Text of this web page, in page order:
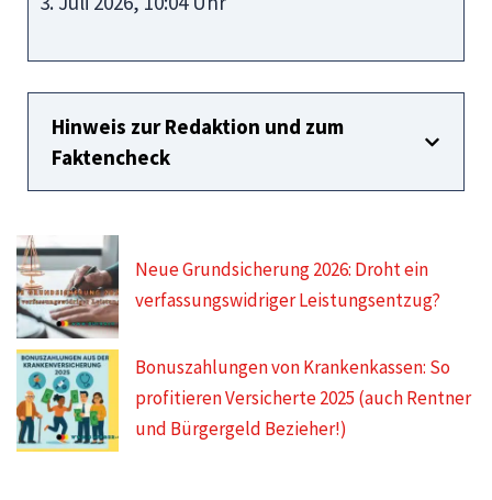
Hinweis zur Redaktion und zum
Faktencheck
Neue Grundsicherung 2026: Droht ein
verfassungswidriger Leistungsentzug?
Bonuszahlungen von Krankenkassen: So
profitieren Versicherte 2025 (auch Rentner
und Bürgergeld Bezieher!)